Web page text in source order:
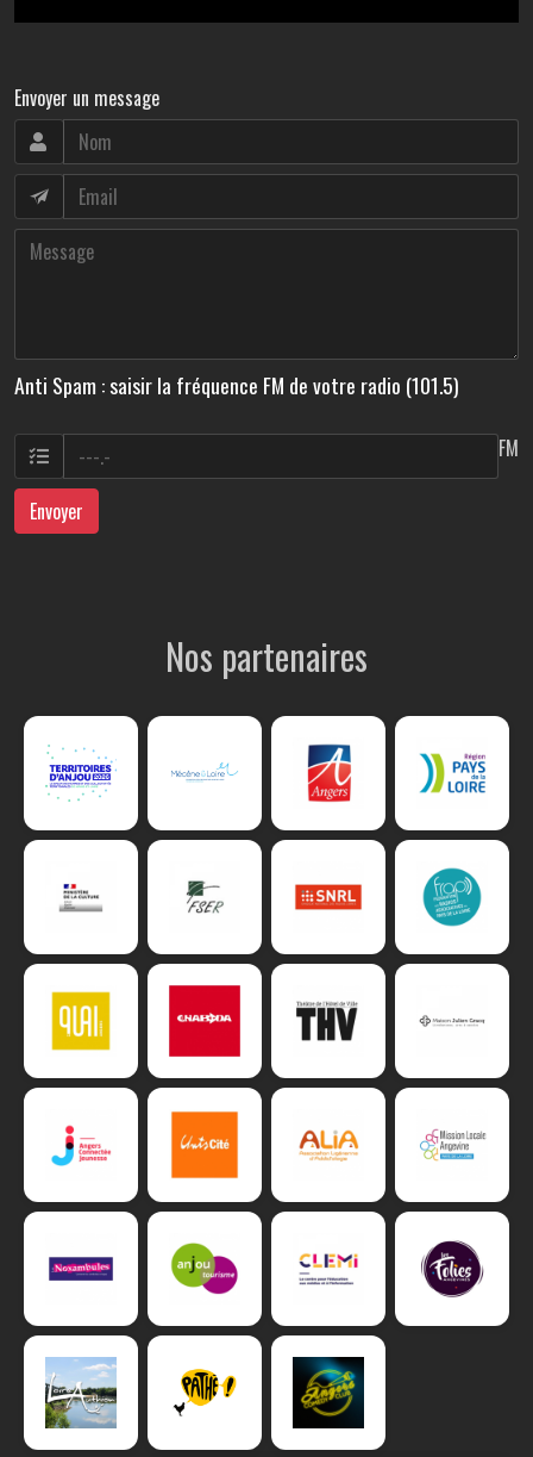
Envoyer un message
Anti Spam : saisir la fréquence FM de votre radio (101.5)
FM
Envoyer
Nos partenaires